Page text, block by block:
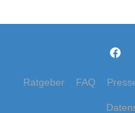
Ratgeber FAQ